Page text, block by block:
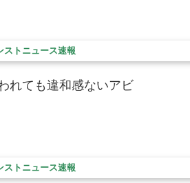
ストニュース速報
れても違和感ないアビ
ストニュース速報